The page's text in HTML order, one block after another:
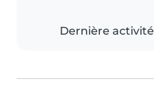
Dernière activité